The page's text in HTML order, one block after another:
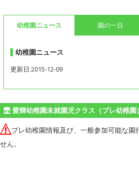
幼稚園ニュース 園の一日
幼稚園ニュース
更新日:2015-12-09
愛輝幼稚園未就園児クラス（プレ幼稚
プレ幼稚園情報及び、一般参加可能な園
せん。